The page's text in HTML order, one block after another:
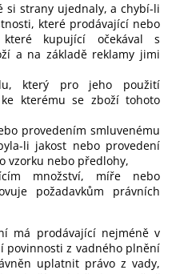
si strany ujednaly, a chybí-li
které prodávající nebo
kupující očekával s
a na základě reklamy jimi
který pro jeho použití
kterému se zboží tohoto
provedením smluvenému
li jakost nebo provedení
vzorku nebo předlohy,
množství, míře nebo
požadavkům právních
má prodávající nejméně v
povinnosti z vadného plnění
uplatnit právo z vady,